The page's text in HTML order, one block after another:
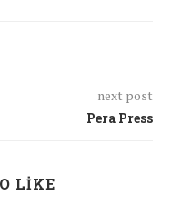
next post
Pera Press
LIKE